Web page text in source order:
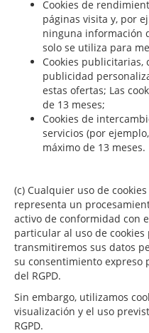
Cookies de
páginas visita y, por
ninguna información
solo se utiliza para
Cookies
publicidad
estas ofertas; Las
de 13 meses;
Cookies de
servicios (por
máximo de 13 meses.
(c) Cualquier uso de
representa un
activo de conformidad con
particular al uso de
transmitiremos sus datos
su consentimiento expreso
del RGPD.
Sin embargo, utilizamos
visualización y el uso
RGPD.